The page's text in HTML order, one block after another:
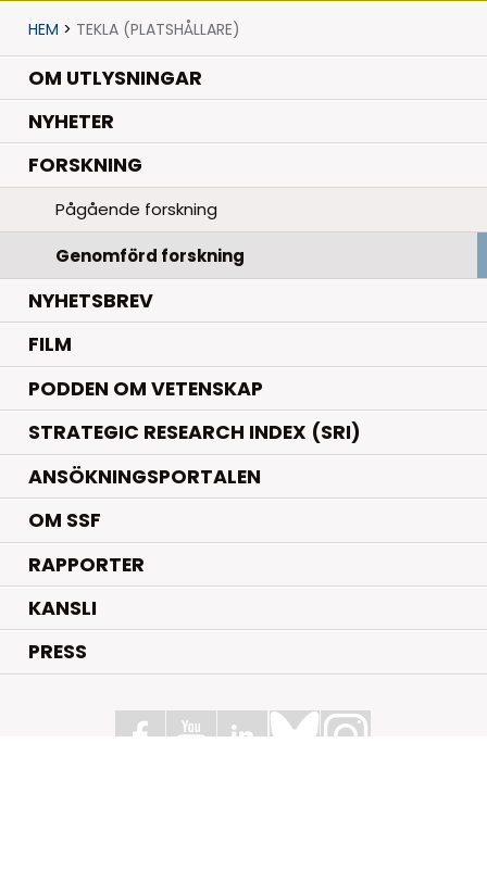
HEM > TEKLA (PLATSHÅLLARE)
OM UTLYSNINGAR
NYHETER.
FORSKNING.
Pågående forskning
Genomförd forskning
NYHETSBREV
FILM
PODDEN OM VETENSKAP
STRATEGIC RESEARCH INDEX (SRI)
ANSÖKNINGSPORTALEN
OM SSF
RAPPORTER
KANSLI
PRESS